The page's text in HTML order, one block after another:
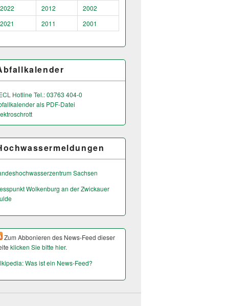
2022
2012
2002
2021
2011 2001
Hotline Tel.: 03763 404-0
als PDF-Datei
Sachsen
Wolkenburg an der Zwickauer
Zum Abbonieren des News-Feed dieser
klicken Sie bitte hier.
Was ist ein News-Feed?